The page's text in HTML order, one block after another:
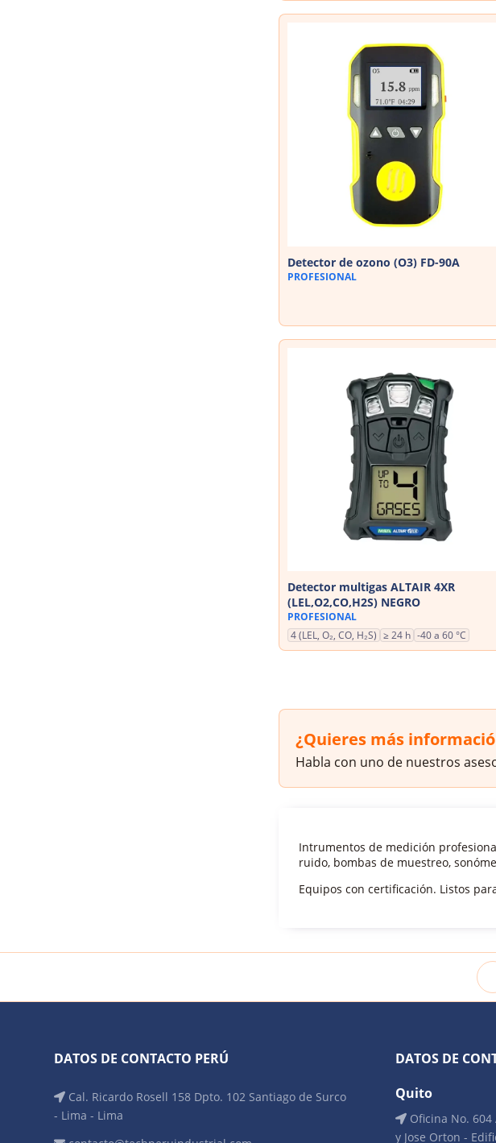
Detector de ozono (O3) FD-90A
PROFESIONAL
Detector multigas ALTAIR 4XR
(LEL,O2,CO,H2S) NEGRO
PROFESIONAL
4 (LEL, O₂, CO, H₂S) ≥ 24 h -40 a 60 °C
¿Quieres más
Habla con uno de nuestros
Intrumentos de medición
ruido, bombas de muestreo,
Equipos con certificación. Listos
DATOS DE CONTACTO PERÚ
Cal. Ricardo Rosell 158 Dpto. 102 Santiago de Surco
- Lima - Lima
DATOS DE
Quito
Oficina No. 604
y Jose Orton -